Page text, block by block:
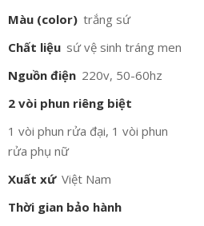
Màu (color) trắng sứ
Chất liệu sứ vệ sinh tráng men
Nguồn điện 220v, 50-60hz
2 vòi phun riêng biệt
1 vòi phun rửa đại, 1 vòi phun
rửa phụ nữ
Xuất xứ Việt Nam
Thời gian bảo hành